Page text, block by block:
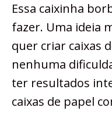
Essa caixinha
fazer. Uma ideia
quer criar caixas
nenhuma
ter resultados
caixas de papel